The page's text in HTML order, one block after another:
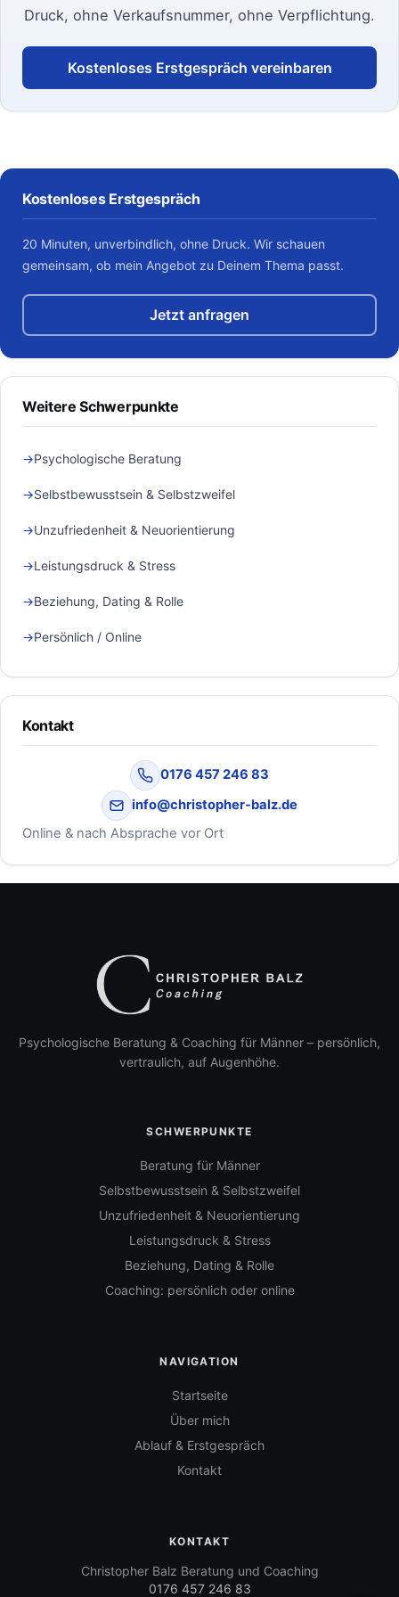
Druck, ohne Verkaufsnummer, ohne Verpflichtung.
Kostenloses Erstgespräch vereinbaren
Kostenloses Erstgespräch
20 Minuten, unverbindlich, ohne Druck. Wir schauen
gemeinsam, ob mein Angebot zu Deinem Thema passt.
Jetzt anfragen
Weitere Schwerpunkte
Psychologische Beratung
Selbstbewusstsein & Selbstzweifel
Unzufriedenheit & Neuorientierung
Leistungsdruck & Stress
Beziehung, Dating & Rolle
Persönlich / Online
Kontakt
0176 457 246 83
info@christopher-balz.de
Online & nach Absprache vor Ort
Psychologische Beratung & Coaching für Männer – persönlich,
vertraulich, auf Augenhöhe.
SCHWERPUNKTE
Beratung für Männer
Selbstbewusstsein & Selbstzweifel
Unzufriedenheit & Neuorientierung
Leistungsdruck & Stress
Beziehung, Dating & Rolle
Coaching: persönlich oder online
NAVIGATION
Startseite
Über mich
Ablauf & Erstgespräch
Kontakt
KONTAKT
Christopher Balz Beratung und Coaching
0176 457 246 83